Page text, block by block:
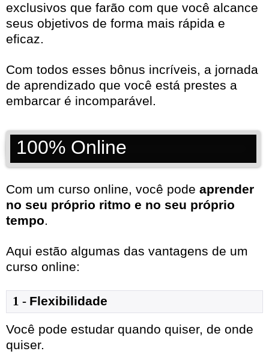
exclusivos que farão com que você alcance
seus objetivos de forma mais rápida e
eficaz.
Com todos esses bônus incríveis, a jornada
de aprendizado que você está prestes a
embarcar é incomparável.
100% Online
Com um curso online, você pode aprender
no seu próprio ritmo e no seu próprio
tempo.
Aqui estão algumas das vantagens de um
curso online:
1 - Flexibilidade
Você pode estudar quando quiser, de onde
quiser.